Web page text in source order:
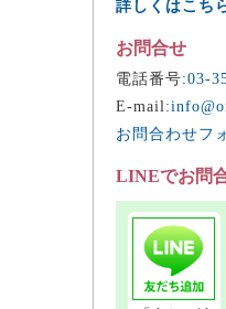
詳しくはこち
お問合せ
電話番号:03-
E-mail:
お問合わせフ
LINEでお問